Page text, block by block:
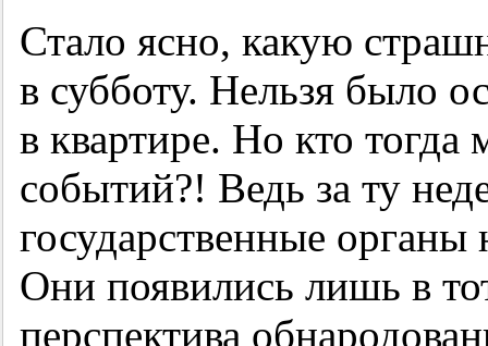
Стало ясно, какую
в субботу. Нельзя было
в квартире. Но кто тогда
событий?! Ведь за ту
государственные
Они появились лишь в
перспектива